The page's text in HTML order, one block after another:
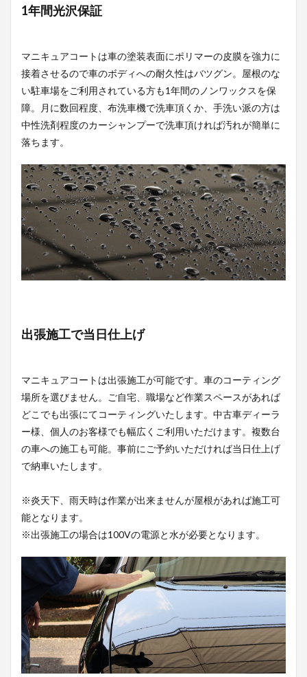
1年間光沢保証
マニキュアコートは車の塗装表面にポリマーの皮膜を強力に
接着させるので車のボディへの耐久性はバツグン。屋根のな
い駐車場をご利用されている方も1年間のノンワックスを保
障。月に数回程度、布洗車機で洗車頂くか、手洗い派の方は
中性洗剤程度のカーシャンプーで洗車頂ければ汚れが簡単に
落ちます。
出張施工で当日仕上げ
マニキュアコートは出張施工が可能です。車のコーティング
場所を選びません。ご自宅、職場など作業スペースがあれば
どこでも出張にてコーティングいたします。中古車ディーラ
ー様、個人のお客様でも幅広くご利用いただけます。複数台
の車への施工も可能。事前にご予約いただければ当日仕上げ
で納車いたします。
※炎天下、雨天時は作業が出来ませんが屋根があれば施工可
能となります。
※出張施工の場合は100Vの電源と水が必要となります。